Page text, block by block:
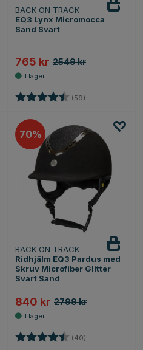
BACK ON TRACK
EQ3 Lynx Micromocca
Sand Svart
765 kr 2549 kr
Betyg: (59)
70
BACK ON TRACK
Ridhjälm EQ3 Pardus med
Skruv Microfiber Glitter
Svart Sand
840 kr 2799 kr
Betyg: (40)